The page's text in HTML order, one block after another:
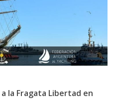
la Fragata Libertad en